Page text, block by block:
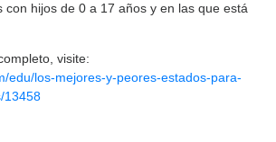
con hijos de 0 a 17 años y en las que está
visite:
edu/los-mejores-y-peores-estados-para-
13458